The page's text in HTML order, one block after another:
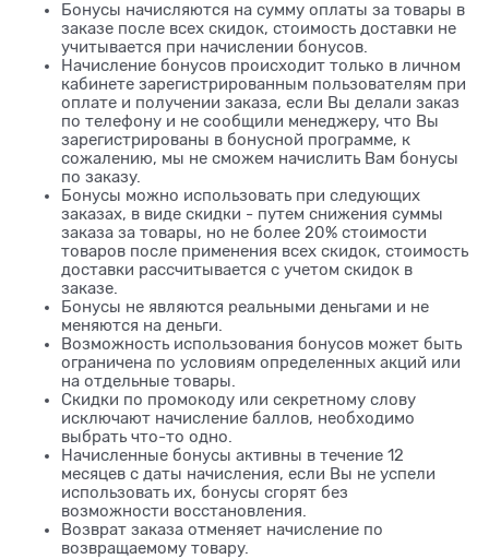
Бонусы начисляются на сумму оплаты за товары в
заказе после всех скидок, стоимость доставки не
учитывается при начислении бонусов.
Начисление бонусов происходит только в личном
кабинете зарегистрированным пользователям при
оплате и получении заказа, если Вы делали заказ
по телефону и не сообщили менеджеру, что Вы
зарегистрированы в бонусной программе, к
сожалению, мы не сможем начислить Вам бонусы
по заказу.
Бонусы можно использовать при следующих
заказах, в виде скидки - путем снижения суммы
заказа за товары, но не более 20% стоимости
товаров после применения всех скидок, стоимость
доставки рассчитывается с учетом скидок в
заказе.
Бонусы не являются реальными деньгами и не
меняются на деньги.
Возможность использования бонусов может быть
ограничена по условиям определенных акций или
на отдельные товары.
Скидки по промокоду или секретному слову
исключают начисление баллов, необходимо
выбрать что-то одно.
Начисленные бонусы активны в течение 12
месяцев с даты начисления, если Вы не успели
использовать их, бонусы сгорят без
возможности восстановления.
Возврат заказа отменяет начисление по
возвращаемому товару.